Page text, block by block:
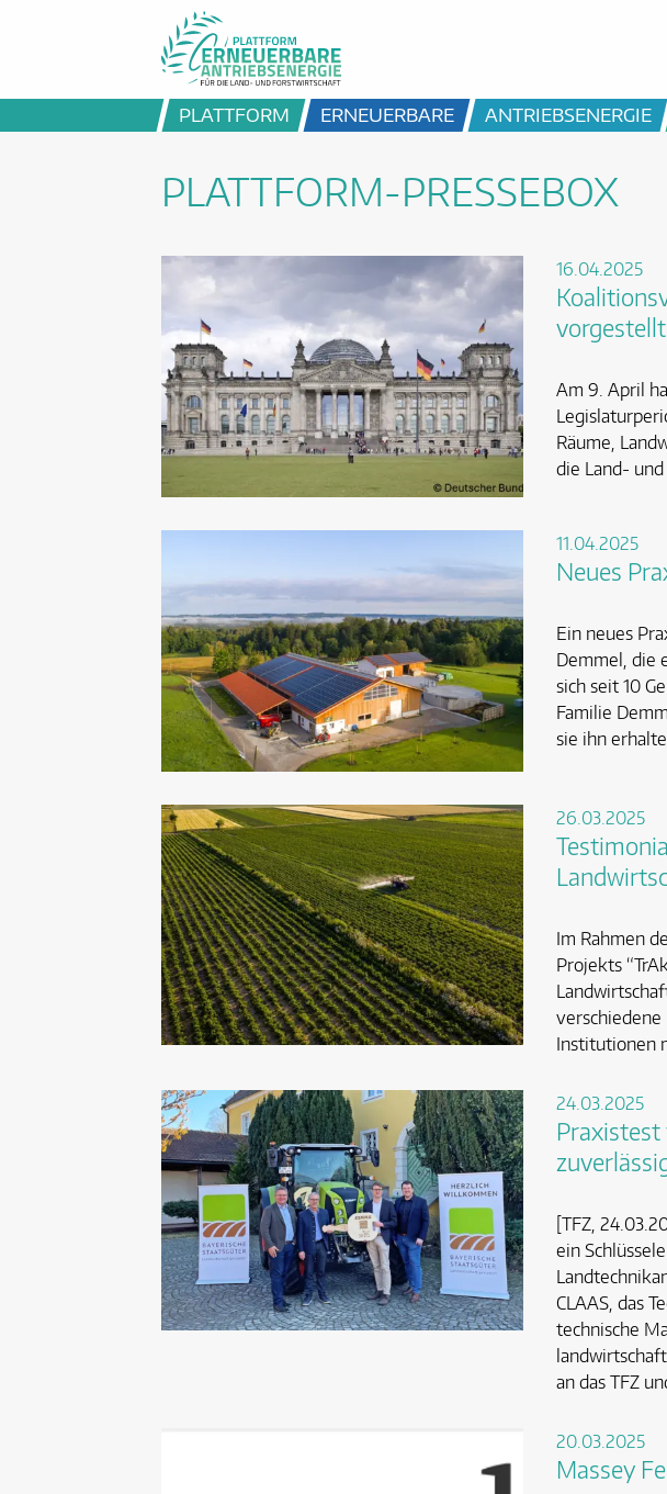
PLATTFORM ERNEUERBARE ANTRIEBSENERGIE
PLATTFORM-PRESSEBOX
16.04.2025
vorgestellt
Am 9. April
Räume,
die Land-
11.04.2025
Neues
Ein neues
Demmel, die
sich seit 10
Familie
sie ihn
26.03.2025
Im Rahmen
Projekts
Institutionen
24.03.2025
Praxistest
[TFZ,
ein
CLAAS, das
technische
an das TFZ
20.03.2025
Massey